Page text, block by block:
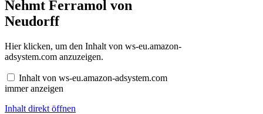
Nehmt Ferramol von
Neudorff
Inhalt
von
ws-
adsystem.com
anzeigen
Hier klicken, um den Inhalt von ws-eu.amazon-
adsystem.com anzuzeigen.
Inhalt von ws-eu.amazon-adsystem.com
immer anzeigen
Inhalt direkt öffnen